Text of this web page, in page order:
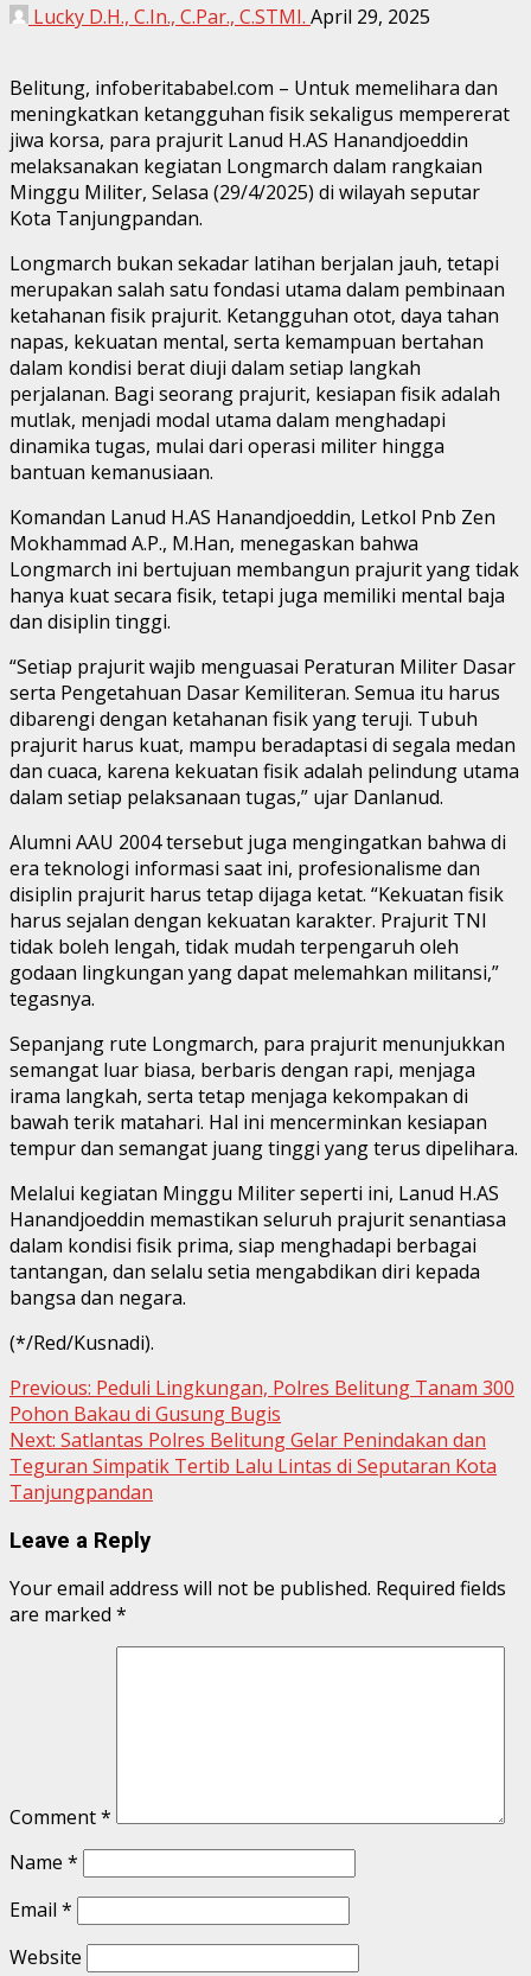
Lucky D.H., C.In., C.Par., C.STMI. April 29, 2025
Belitung, infoberitababel.com – Untuk memelihara dan
meningkatkan ketangguhan fisik sekaligus mempererat
jiwa korsa, para prajurit Lanud H.AS Hanandjoeddin
melaksanakan kegiatan Longmarch dalam rangkaian
Minggu Militer, Selasa (29/4/2025) di wilayah seputar
Kota Tanjungpandan.
Longmarch bukan sekadar latihan berjalan jauh, tetapi
merupakan salah satu fondasi utama dalam pembinaan
ketahanan fisik prajurit. Ketangguhan otot, daya tahan
napas, kekuatan mental, serta kemampuan bertahan
dalam kondisi berat diuji dalam setiap langkah
perjalanan. Bagi seorang prajurit, kesiapan fisik adalah
mutlak, menjadi modal utama dalam menghadapi
dinamika tugas, mulai dari operasi militer hingga
bantuan kemanusiaan.
Komandan Lanud H.AS Hanandjoeddin, Letkol Pnb Zen
Mokhammad A.P., M.Han, menegaskan bahwa
Longmarch ini bertujuan membangun prajurit yang tidak
hanya kuat secara fisik, tetapi juga memiliki mental baja
dan disiplin tinggi.
“Setiap prajurit wajib menguasai Peraturan Militer Dasar
serta Pengetahuan Dasar Kemiliteran. Semua itu harus
dibarengi dengan ketahanan fisik yang teruji. Tubuh
prajurit harus kuat, mampu beradaptasi di segala medan
dan cuaca, karena kekuatan fisik adalah pelindung utama
dalam setiap pelaksanaan tugas,” ujar Danlanud.
Alumni AAU 2004 tersebut juga mengingatkan bahwa di
era teknologi informasi saat ini, profesionalisme dan
disiplin prajurit harus tetap dijaga ketat. “Kekuatan fisik
harus sejalan dengan kekuatan karakter. Prajurit TNI
tidak boleh lengah, tidak mudah terpengaruh oleh
godaan lingkungan yang dapat melemahkan militansi,”
tegasnya.
Sepanjang rute Longmarch, para prajurit menunjukkan
semangat luar biasa, berbaris dengan rapi, menjaga
irama langkah, serta tetap menjaga kekompakan di
bawah terik matahari. Hal ini mencerminkan kesiapan
tempur dan semangat juang tinggi yang terus dipelihara.
Melalui kegiatan Minggu Militer seperti ini, Lanud H.AS
Hanandjoeddin memastikan seluruh prajurit senantiasa
dalam kondisi fisik prima, siap menghadapi berbagai
tantangan, dan selalu setia mengabdikan diri kepada
bangsa dan negara.
(*/Red/Kusnadi).
Continue
Reading
Previous: Peduli Lingkungan, Polres Belitung Tanam 300
Pohon Bakau di Gusung Bugis
Next: Satlantas Polres Belitung Gelar Penindakan dan
Teguran Simpatik Tertib Lalu Lintas di Seputaran Kota
Tanjungpandan
Leave a Reply
Your email address will not be published. Required fields
are marked *
Comment*
Name *
Email *
Website